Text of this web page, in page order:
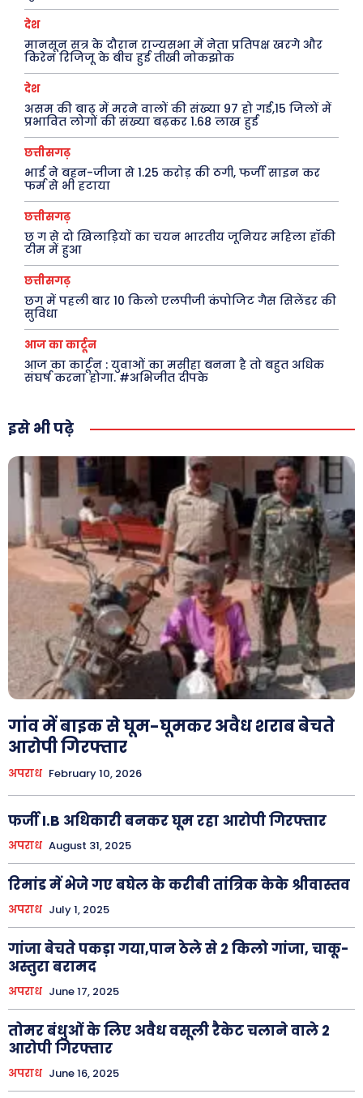
फ़िल्मी दुनिया
अजब-ग़ज़ब
पर्यटन
जानकारी
Tech
Laptops
Mobiles
स्वास्थ्य
कैरियर और शिक्षा
धर्म व अध्यात्म
Finance
महिला जगत
Privacy Policy
देश
मानसून सत्र के दौरान राज्यसभा में नेता प्रतिपक्ष खरगे और
किरेन रिजिजू के बीच हुई तीखी नोकझोक
देश
असम की बाढ़ में मरने वालों की संख्या 97 हो गई,15 जिलों में
प्रभावित लोगों की संख्या बढ़कर 1.68 लाख हुई
छत्तीसगढ़
भाई ने बहन-जीजा से 1.25 करोड़ की ठगी, फर्जी साइन कर
फर्म से भी हटाया
छत्तीसगढ़
छ ग से दो खिलाड़ियों का चयन भारतीय जूनियर महिला हॉकी
टीम में हुआ
छत्तीसगढ़
छग में पहली बार 10 किलो एलपीजी कंपोजिट गैस सिलेंडर की
सुविधा
आज का कार्टून
आज का कार्टून : युवाओं का मसीहा बनना है तो बहुत अधिक
संघर्ष करना होगा. #अभिजीत दीपके
इसे भी पढ़े
गांव में बाइक से घूम-घूमकर अवैध शराब बेचते
आरोपी गिरफ्तार
अपराध February 10, 2026
फर्जी I.B अधिकारी बनकर घूम रहा आरोपी गिरफ्तार
अपराध August 31, 2025
रिमांड में भेजे गए बघेल के करीबी तांत्रिक केके श्रीवास्तव
अपराध July 1, 2025
गांजा बेचते पकड़ा गया,पान ठेले से 2 किलो गांजा, चाकू-
अस्तुरा बरामद
अपराध June 17, 2025
तोमर बंधुओं के लिए अवैध वसूली रैकेट चलाने वाले 2
आरोपी गिरफ्तार
अपराध June 16, 2025